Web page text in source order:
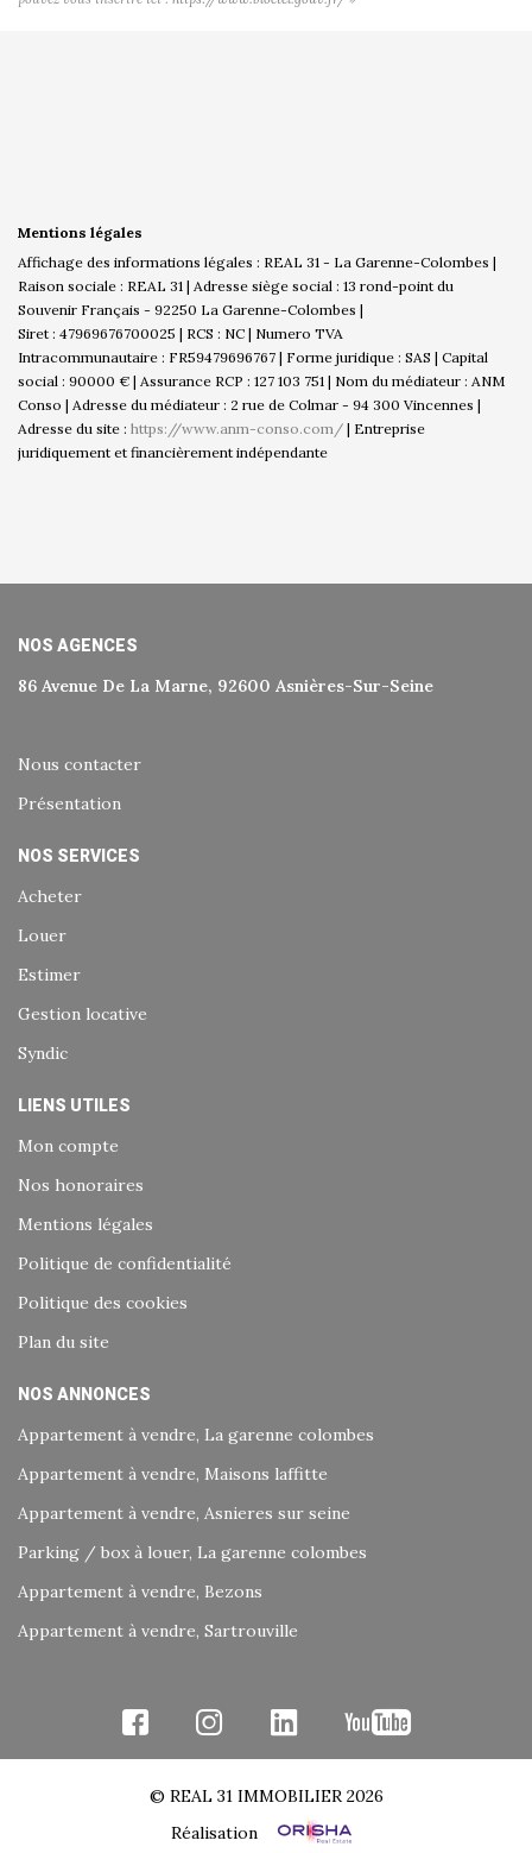
Mentions légales
Affichage des informations légales : REAL 31 - La Garenne-Colombes |
Raison sociale : REAL 31 | Adresse siège social : 13 rond-point du
Souvenir Français - 92250 La Garenne-Colombes |
Siret : 47969676700025 | RCS : NC | Numero TVA
Intracommunautaire : FR59479696767 | Forme juridique : SAS | Capital
social : 90000 € | Assurance RCP : 127 103 751 | Nom du médiateur : ANM
Conso | Adresse du médiateur : 2 rue de Colmar - 94 300 Vincennes |
Adresse du site : https://www.anm-conso.com/ | Entreprise
juridiquement et financièrement indépendante
NOS AGENCES
86 Avenue De La Marne, 92600 Asnières-Sur-Seine
Nous contacter
Présentation
NOS SERVICES
Acheter
Louer
Estimer
Gestion locative
Syndic
LIENS UTILES
Mon compte
Nos honoraires
Mentions légales
Politique de confidentialité
Politique des cookies
Plan du site
NOS ANNONCES
Appartement à vendre, La garenne colombes
Appartement à vendre, Maisons laffitte
Appartement à vendre, Asnieres sur seine
Parking / box à louer, La garenne colombes
Appartement à vendre, Bezons
Appartement à vendre, Sartrouville
© REAL 31 IMMOBILIER 2026
Réalisation